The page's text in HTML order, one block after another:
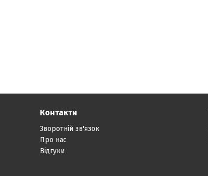
Контакти
Зворотній зв'язок
Про нас
Відгуки